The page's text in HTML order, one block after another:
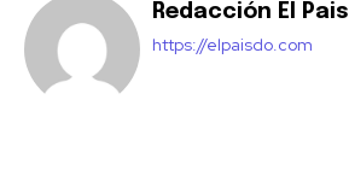
Redacción El Pais
https://elpaisdo.com